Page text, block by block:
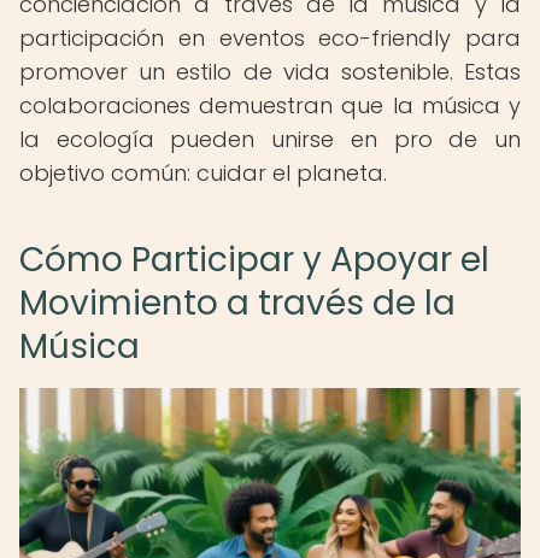
participación en eventos eco-friendly para
promover un estilo de vida sostenible. Estas
colaboraciones demuestran que la música y
la ecología pueden unirse en pro de un
objetivo común: cuidar el planeta.
Cómo Participar y Apoyar el
Movimiento a través de la
Música